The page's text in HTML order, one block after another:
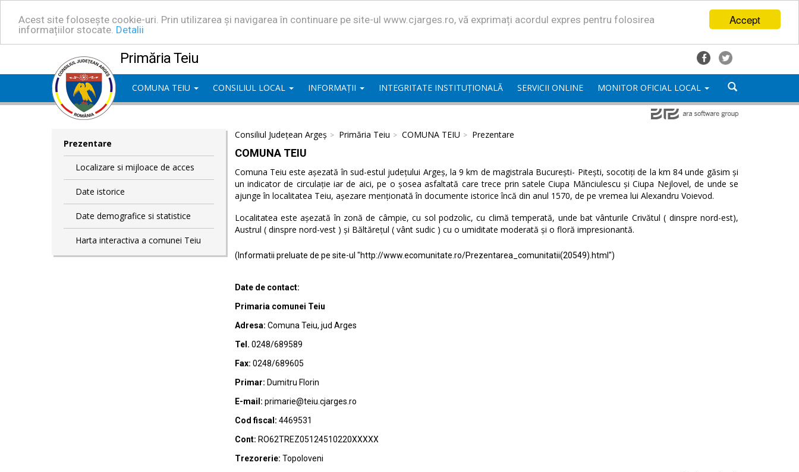
Accept
Acest site folosește cookie-uri. Prin utilizarea și navigarea în continuare pe site-ul www.cjarges.ro, vă exprimați acordul expres pentru folosirea
informațiilor stocate. Detalii
Primăria Teiu
COMUNA TEIU CONSILIUL LOCAL INFORMAȚII INTEGRITATE INSTITUȚIONALĂ SERVICII ONLINE MONITOR OFICIAL LOCAL
Prezentare
Localizare si mijloace de acces
Date istorice
Date demografice si statistice
Harta interactiva a comunei Teiu
Consiliul Județean Argeș Primăria Teiu COMUNA TEIU Prezentare
COMUNA TEIU
Comuna Teiu este așezată în sud-estul județului Argeș, la 9 km de magistrala București- Pitești, socotiți de la km 84 unde găsim și
un indicator de circulație iar de aici, pe o șosea asfaltată care trece prin satele Ciupa Mănciulescu și Ciupa Nejlovel, de unde se
ajunge în localitatea Teiu, așezare menționată în documente istorice încă din anul 1570, de pe vremea lui Alexandru Voievod.
Localitatea este așezată în zonă de câmpie, cu sol podzolic, cu climă temperată, unde bat vânturile Crivătul ( dinspre nord-est),
Austrul ( dinspre nord-vest ) și Băltărețul ( vânt sudic ) cu o umiditate moderată și o floră impresionantă.
(Informatii preluate de pe site-ul "http://www.ecomunitate.ro/Prezentarea_comunitatii(20549).html")
Date de contact:
Primaria comunei Teiu
Adresa: Comuna Teiu, jud Arges
Tel. 0248/689589
Fax: 0248/689605
Primar: Dumitru Florin
E-mail: primarie@teiu.cjarges.ro
Cod fiscal: 4469531
Cont: RO62TREZ05124510220XXXXX
Trezorerie: Topoloveni